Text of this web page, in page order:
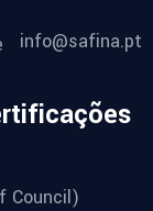
info@safina.pt
Council)